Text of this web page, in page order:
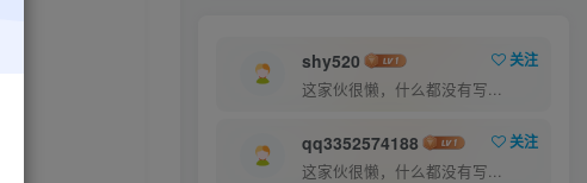
6.6 ￥
5
￥
1
shy520
关注
这家伙很懒，什么都没有写...
qq3352574188
关注
这家伙很懒，什么都没有写...